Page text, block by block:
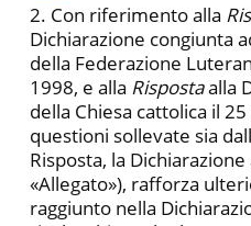
2. Con riferimento alla
Dichiarazione congiunta
della Federazione
1998, e alla Rispostaalla
della Chiesa cattolica il
questioni sollevate sia
Risposta, la
«Allegato»), rafforza
raggiunto nella